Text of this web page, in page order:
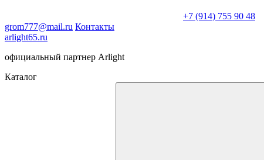
+7 (914) 755 90 48
grom777@mail.ru Контакты
arlight65.ru
официальный партнер Arlight
Каталог